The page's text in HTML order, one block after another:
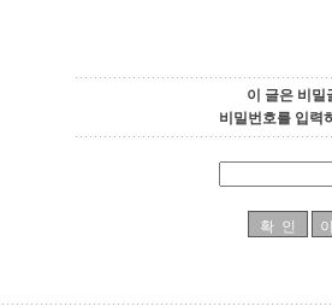
이 글은 비밀
비밀번호를 입력